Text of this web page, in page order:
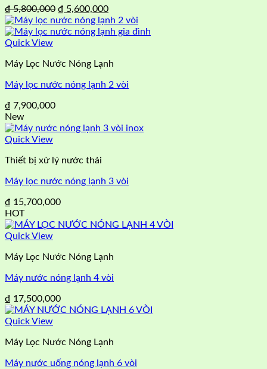
₫5,800,000 Giá
gốc
là:
₫ 5,600,000Giá
hiện
tại
Quick View
Máy Lọc Nước Nóng Lạnh
Máy lọc nước nóng lạnh 2 vòi
₫ 7,900,000
New
Quick View
Thiết bị xử lý nước thải
Máy lọc nước nóng lạnh 3 vòi
₫ 15,700,000
HOT
Quick View
Máy Lọc Nước Nóng Lạnh
Máy nước nóng lạnh 4 vòi
₫ 17,500,000
Quick View
Máy Lọc Nước Nóng Lạnh
Máy nước uống nóng lạnh 6 vòi